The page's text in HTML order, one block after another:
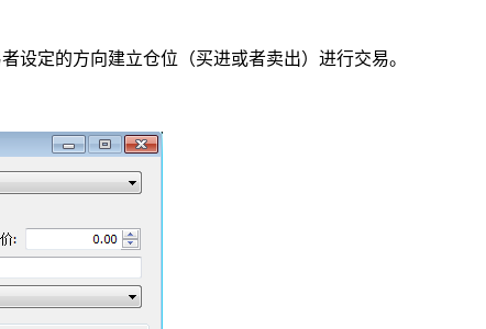
设定的方向建立仓位（买进或者卖出）进行交易。